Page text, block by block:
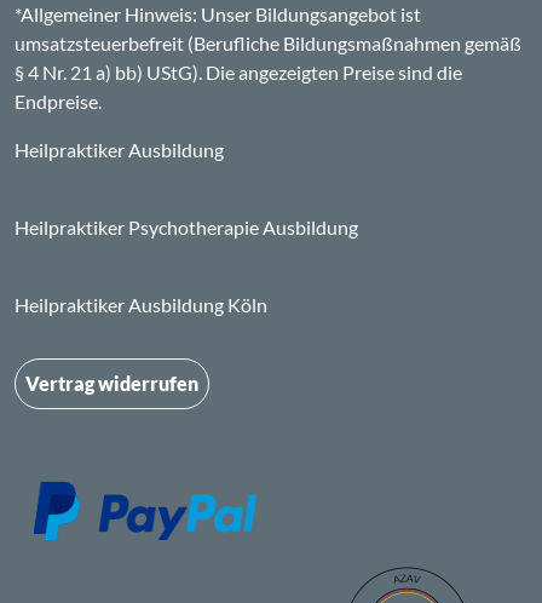
*Allgemeiner Hinweis: Unser Bildungsangebot ist
umsatzsteuerbefreit (Berufliche Bildungsmaßnahmen gemäß
§ 4 Nr. 21 a) bb) UStG). Die angezeigten Preise sind die
Endpreise.
Heilpraktiker Ausbildung
Heilpraktiker Psychotherapie Ausbildung
Heilpraktiker Ausbildung Köln
Vertrag widerrufen